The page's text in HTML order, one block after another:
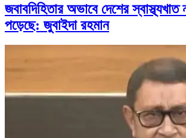
জবাবদিহিতার অভাবে দেশের স্বাস্থ্যখাত
পড়েছে: জুবাইদা রহমান